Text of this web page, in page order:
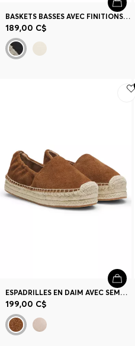
BASKETS BASSES AVEC FINITIONS EN CUIR SUÉDÉ
189,00 C$
ESPADRILLES EN DAIM AVEC SEMELLE INTERMÉDIAIRE EN JUTE
199,00 C$